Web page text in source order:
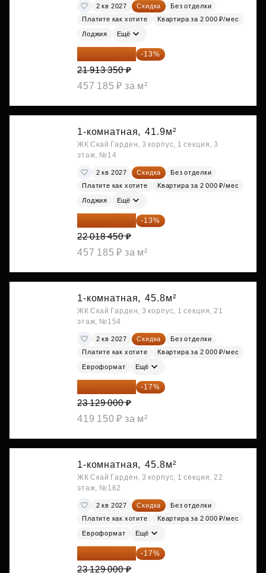
2 кв 2027 Скидка
Без отделки
Платите как хотите
Квартира за 2 000 ₽/мес
Лоджия Ещё
19 064 615 ₽ -13%
21 913 350 ₽
457 185 ₽ за м²
1-комнатная, 41.9м²
ЖК Скай Гарден, 3 корпус, 1 секция, 3
этаж, №14
2 кв 2027 Скидка
Без отделки
Платите как хотите
Квартира за 2 000 ₽/мес
Лоджия Ещё
19 156 052 ₽ -13%
22 018 450 ₽
457 185 ₽ за м²
1-комнатная, 45.8м²
ЖК Скай Гарден, 3 корпус, 1 секция, 21
этаж, №154
2 кв 2027 Скидка
Без отделки
Платите как хотите
Квартира за 2 000 ₽/мес
Евроформат Ещё
19 197 070 ₽ -17%
23 129 000 ₽
419 150 ₽ за м²
1-комнатная, 45.8м²
ЖК Скай Гарден, 3 корпус, 1 секция, 22
этаж, №162
2 кв 2027 Скидка
Без отделки
Платите как хотите
Квартира за 2 000 ₽/мес
Евроформат Ещё
19 197 070 ₽ -17%
23 129 000 ₽